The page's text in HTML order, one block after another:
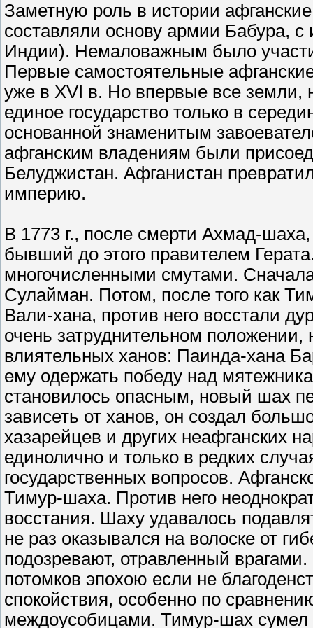
Заметную роль в истории
составляли основу армии Бабура,
Индии). Немаловажным было
Первые самостоятельные
уже в XVI в. Но впервые все земли,
единое государство только в
основанной знаменитым
афганским владениям были
Белуджистан. Афганистан
империю.
В 1773 г., после смерти Ахмад-
бывший до этого правителем
многочисленными смутами.
Сулайман. Потом, после того как
Вали-хана, против него восстали
очень затруднительном положении,
влиятельных ханов: Паинда-хана
ему одержать победу над
становилось опасным, новый шах
зависеть от ханов, он создал
хазарейцев и других неафганских
единолично и только в редких
государственных вопросов.
Тимур-шаха. Против него
восстания. Шаху удавалось
не раз оказывался на волоске от
подозревают, отравленный
потомков эпохою если не
спокойствия, особенно по
междоусобицами. Тимур-шах